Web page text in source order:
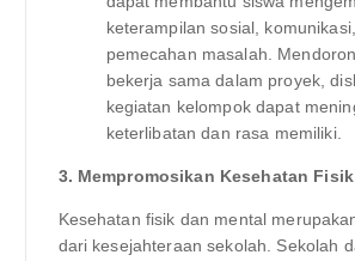
keterampilan sosial,
pemecahan masalah.
bekerja sama dalam proyek,
kegiatan kelompok dapat
keterlibatan dan rasa memiliki.
3. Mempromosikan Kesehatan
Kesehatan fisik dan mental
dari kesejahteraan sekolah. Sekolah